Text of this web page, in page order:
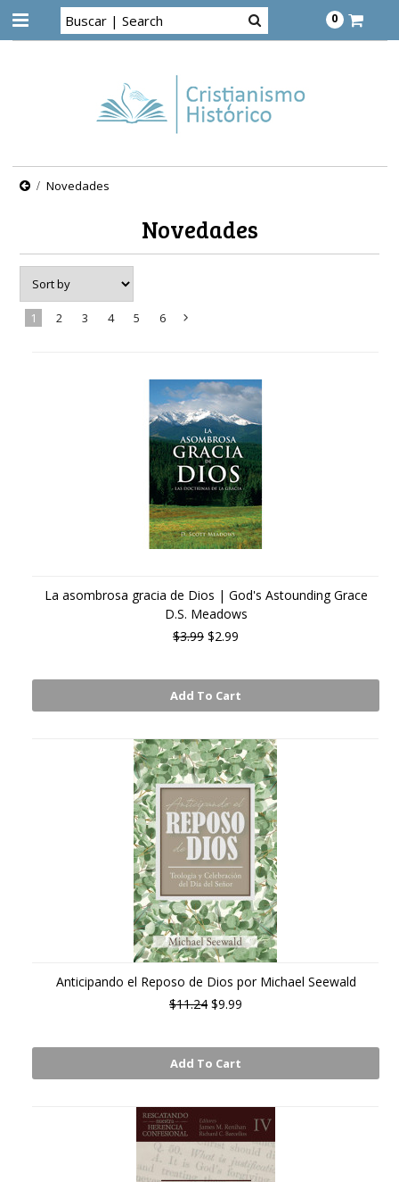
0
Novedades
Novedades
1 2 3 4 5 6
La asombrosa gracia de Dios | God's Astounding Grace
D.S. Meadows
$3.99 $2.99
Add To Cart
Anticipando el Reposo de Dios por Michael Seewald
$11.24 $9.99
Add To Cart